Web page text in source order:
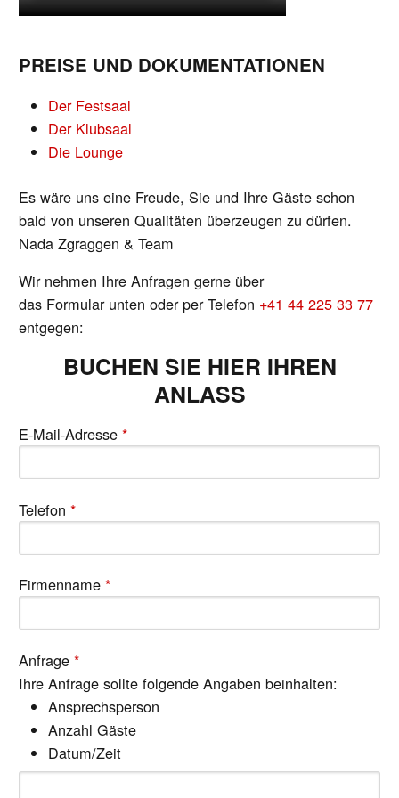
PREISE UND DOKUMENTATIONEN
Der Festsaal
Der Klubsaal
Die Lounge
Es wäre uns eine Freude, Sie und Ihre Gäste schon
bald von unseren Qualitäten überzeugen zu dürfen.
Nada Zgraggen & Team
Wir nehmen Ihre Anfragen gerne über
das Formular unten oder per Telefon +41 44 225 33 77
entgegen:
BUCHEN SIE HIER IHREN
ANLASS
E-Mail-Adresse*
Telefon*
Firmenname*
Anfrage*
Ihre Anfrage sollte folgende Angaben beinhalten:
Ansprechsperson
Anzahl Gäste
Datum/Zeit